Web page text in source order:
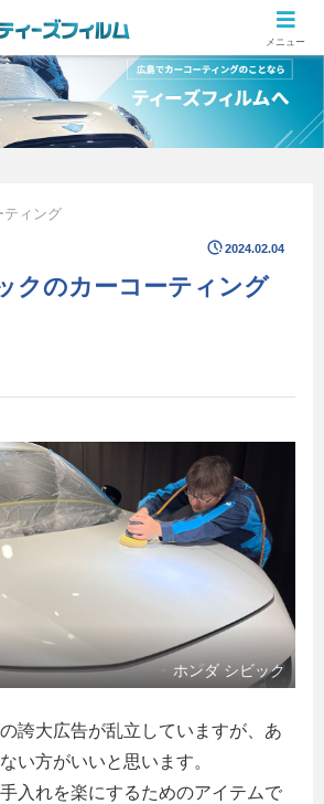
ティング専門店 ティーズフィルムの施工ブログ
ティング
2024.02.04
クのカーコーティング
ホンダ シビック
誇大広告が乱立していますが、あ
い方がいいと思います。
入れを楽にするためのアイテムで
メニュー